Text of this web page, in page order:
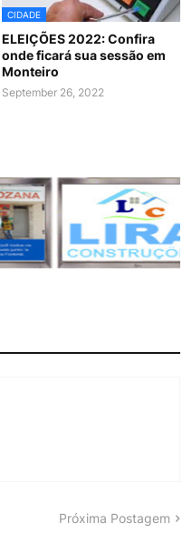
CIDADE
ELEIÇÕES 2022: Confira
onde ficará sua sessão em
Monteiro
September 26, 2022
Próxima Postagem